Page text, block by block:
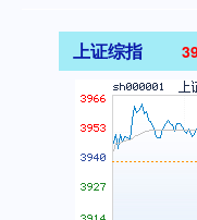
上证综指